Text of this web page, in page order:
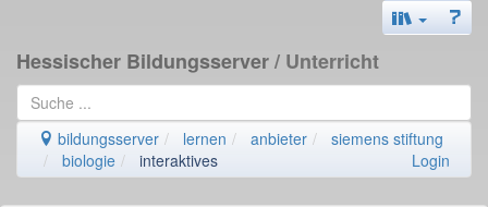
Hessischer Bildungsserver/ Unterricht
bildungsserver lernen anbieter
siemens stiftung
biologie
interaktives Login